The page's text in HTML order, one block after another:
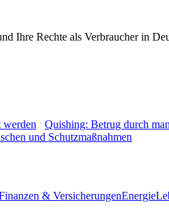
Ihre Rechte als Verbraucher in
Quishing: Betrug durch
und Schutzmaßnahmen
& VersicherungenEnergie